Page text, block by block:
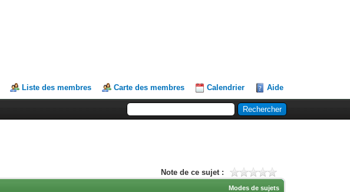
Liste des membres Carte des membres Calendrier Aide
Note de ce sujet :
Modes de sujets